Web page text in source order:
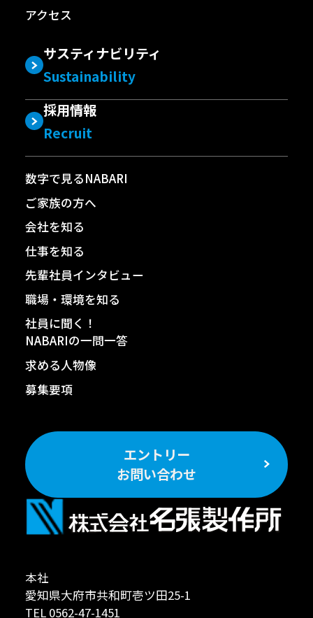
本社
愛知県大府市共和町壱ツ田25-1
TEL 0562-47-1451
アクセス
サスティナビリティ
Sustainability
採用情報
Recruit
数字で見るNABARI
ご家族の方へ
会社を知る
仕事を知る
先輩社員インタビュー
職場・環境を知る
社員に聞く！
NABARIの一問一答
求める人物像
募集要項
エントリー
お問い合わせ